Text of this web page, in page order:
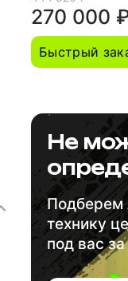
270 000
Быстрый
Не
технику
под вас